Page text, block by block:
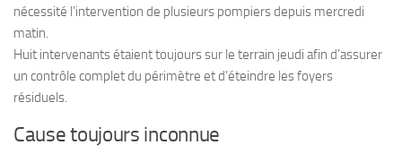
nécessité l’intervention de plusieurs pompiers depuis mercredi
matin.
Huit intervenants étaient toujours sur le terrain jeudi afin d’assurer
un contrôle complet du périmètre et d’éteindre les foyers
résiduels.
Cause toujours inconnue